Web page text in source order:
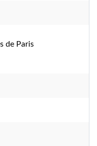
de Paris